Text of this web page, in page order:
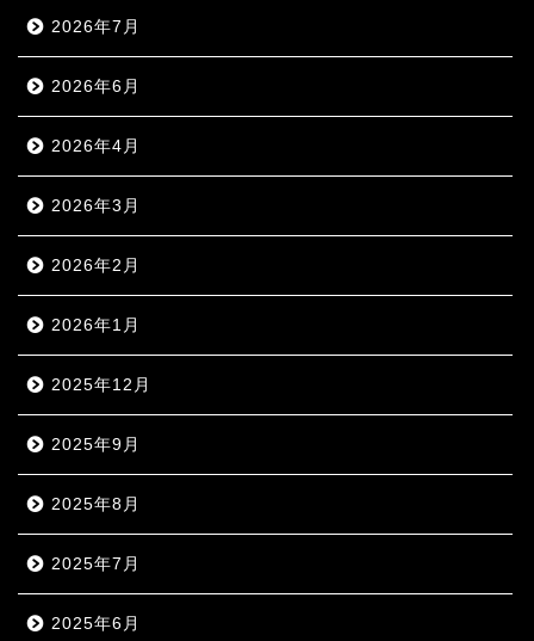
2026年7月
2026年6月
2026年4月
2026年3月
2026年2月
2026年1月
2025年12月
2025年9月
2025年8月
2025年7月
2025年6月